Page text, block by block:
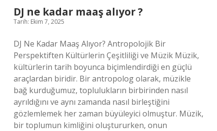
DJ ne kadar maaş alıyor ?
Tarih: Ekim 7, 2025
DJ Ne Kadar Maaş Alıyor? Antropolojik Bir
Perspektiften Kültürlerin Çeşitliliği ve Müzik Müzik,
kültürlerin tarih boyunca biçimlendirdiği en güçlü
araçlardan biridir. Bir antropolog olarak, müzikle
bağ kurduğumuz, toplulukların birbirinden nasıl
ayrıldığını ve aynı zamanda nasıl birleştiğini
gözlemlemek her zaman büyüleyici olmuştur. Müzik,
bir toplumun kimliğini oluştururken, onun